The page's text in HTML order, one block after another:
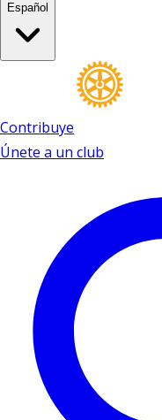
Español
Contribuye
Únete a un club